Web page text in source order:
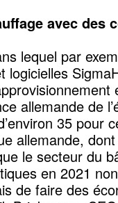
avec des
lequel par
logicielles
allemande de
35 pour
allemande,
le secteur du
en 2021
de faire des